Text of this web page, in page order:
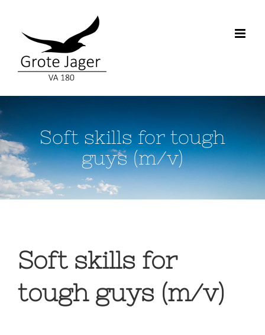
Soft skills for tough
guys (m/v)
Soft skills for
tough guys (m/v)